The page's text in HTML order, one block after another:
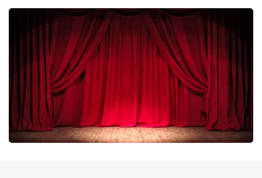
Megadeth
laatste 30 minuten
BESTEL NU